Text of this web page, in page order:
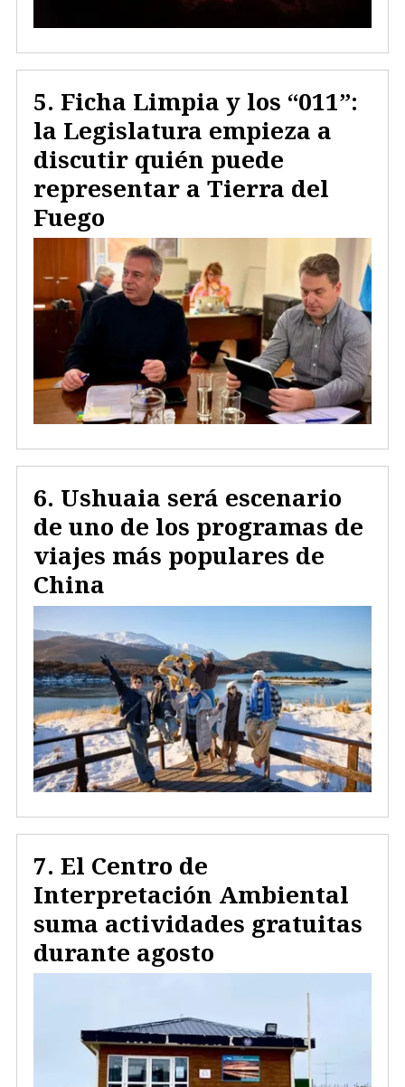
Ficha Limpia y los “011”:
la Legislatura empieza a
discutir quién puede
representar a Tierra del
Fuego
Ushuaia será escenario
de uno de los programas de
viajes más populares de
China
El Centro de
Interpretación Ambiental
suma actividades gratuitas
durante agosto